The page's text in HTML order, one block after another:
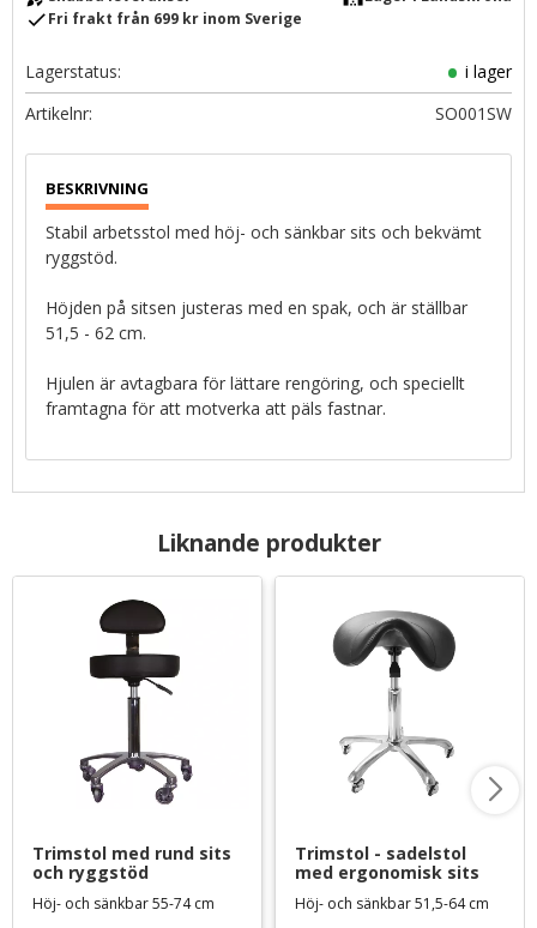
checkFri frakt från 699 kr inom Sverige
Lagerstatus
i lager
Artikelnr
SO001SW
Stabil arbetsstol med höj- och sänkbar sits och bekvämt
ryggstöd.
Höjden på sitsen justeras med en spak, och är ställbar
51,5 - 62 cm.
Hjulen är avtagbara för lättare rengöring, och speciellt
framtagna för att motverka att päls fastnar.
Liknande produkter
Trimstol med rund sits
och ryggstöd
Höj- och sänkbar 55-74 cm
Trimstol - sadelstol
med ergonomisk sits
Höj- och sänkbar 51,5-64 cm